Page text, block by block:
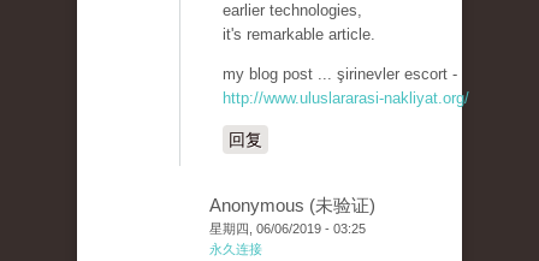
earlier technologies,
it's remarkable article.
my blog post ... şirinevler escort -
http://www.uluslararasi-nakliyat.org/
回复
Anonymous (未验证)
星期四, 06/06/2019 - 03:25
永久连接